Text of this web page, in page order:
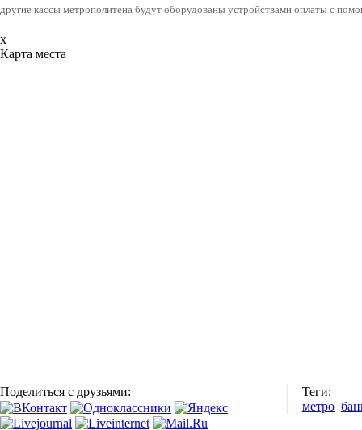
другие кассы метрополитена будут оборудованы устройствами оплаты с
x
Карта места
Поделиться с друзьями:
Теги:
метро